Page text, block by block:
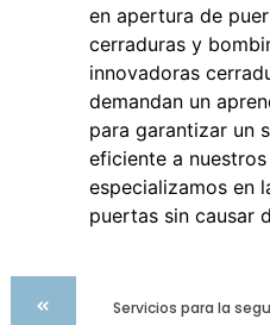
en apertura de
cerraduras y
innovadoras
demandan un
para garantizar un
eficiente a
especializamos en
puertas sin causar
Servicios para la